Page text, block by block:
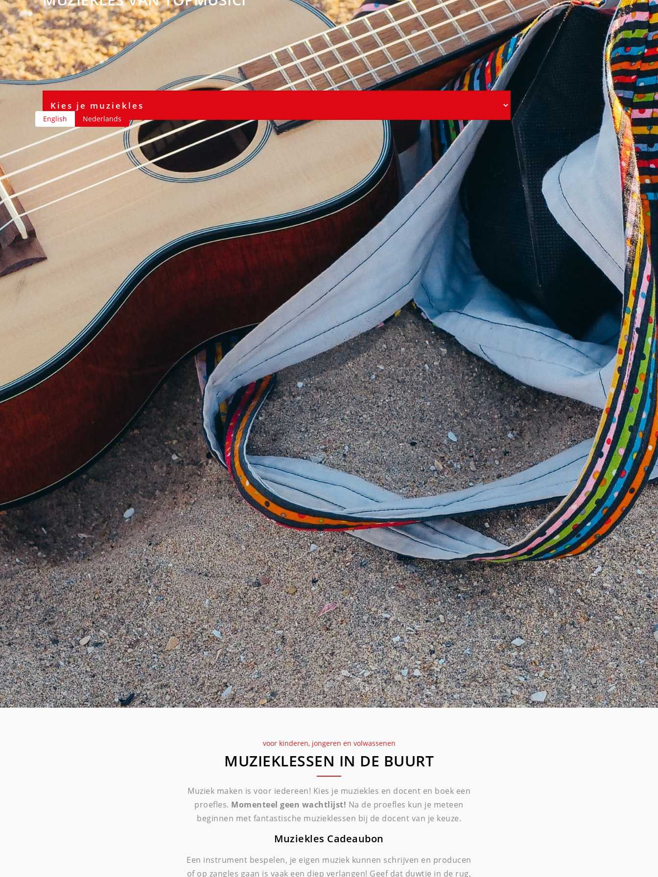
English Nederlands
voor kinderen, jongeren en volwassenen
MUZIEKLESSEN IN DE BUURT
Muziek maken is voor iedereen! Kies je muziekles en docent en boek een
proefles. Momenteel geen wachtlijst! Na de proefles kun je meteen
beginnen met fantastische muzieklessen bij de docent van je keuze.
Muziekles Cadeaubon
Een instrument bespelen, je eigen muziek kunnen schrijven en producen
of op zangles gaan is vaak een diep verlangen! Geef dat duwtje in de rug,